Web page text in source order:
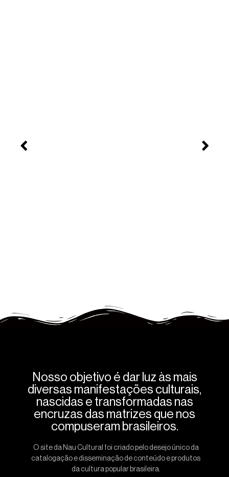
Nosso objetivo é dar luz às mais
diversas manifestações culturais,
nascidas e transformadas nas
encruzas das matrizes que nos
compuseram brasileiros.
O site da Nau Cultural foi criado pelo desejo único da
catalogação e disseminação de conteúdo e produtos
da cultura popular brasileira.